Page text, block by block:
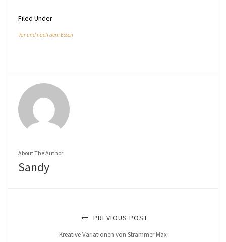
Filed Under
Vor und nach dem Essen
About The Author
Sandy
PREVIOUS POST
Kreative Variationen von Strammer Max